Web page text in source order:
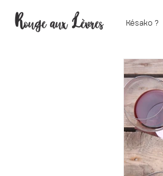
Késako ?